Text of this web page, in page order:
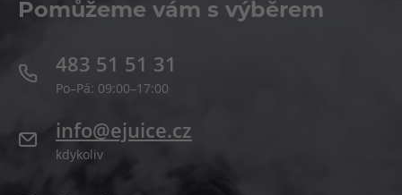
Pomůžeme vám s výběrem
483 51 51 31
Po–Pá: 09:00–17:00
info@ejuice.cz
kdykoliv